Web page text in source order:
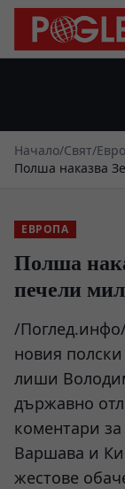
Начало/Свят/
Полша наказва
ЕВРОПА
Полша
печели
/
новия
лиши
държавно
коментари
Варшава и
жестове